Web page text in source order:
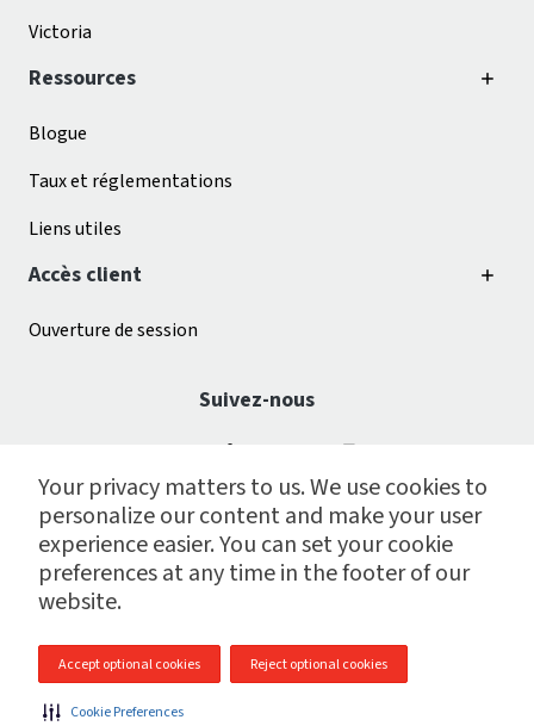
Your privacy matters to us. We use cookies to
personalize our content and make your user
experience easier. You can set your cookie
preferences at any time in the footer of our
website.
Accept optional cookies Reject optional cookies
Cookie Preferences
Victoria
Ressources
Blogue
Taux et réglementations
Liens utiles
Accès client
Ouverture de session
Suivez-nous
© 2009 - 2026 Centre de services de paie CGI inc.